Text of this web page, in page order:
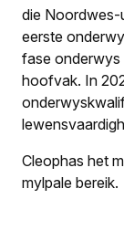
die Noordwes-
eerste
fase onderwys
hoofvak. In
Cleophas het
mylpale bereik.